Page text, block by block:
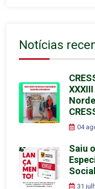
Notícias
04
Saiu
Social
31